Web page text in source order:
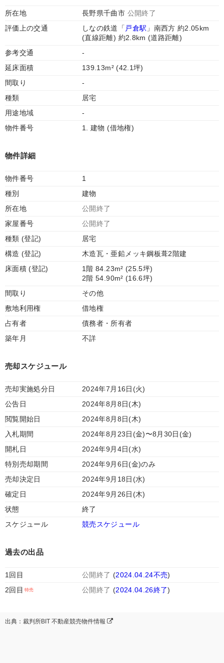
所在地 長野県千曲市 公開終了
評価上の交通
しなの鉄道「 戸倉駅 」南西方 約2.05km
(直線距離) 約2.8km (道路距離)
参考交通
-
延床面積
139.13m² (42.1坪)
間取り
-
種類
居宅
用途地域
-
物件番号
1. 建物 (借地権)
物件詳細
物件番号
1
種別
建物
所在地
公開終了
家屋番号
公開終了
種類 (登記)
居宅
構造 (登記)
木造瓦・亜鉛メッキ鋼板葺2階建
床面積 (登記)
1階 84.23m² (25.5坪)
2階 54.90m² (16.6坪)
間取り
その他
敷地利用権
借地権
占有者
債務者・所有者
築年月
不詳
売却スケジュール
売却実施処分日
2024年7月16日(火)
公告日
2024年8月8日(木)
閲覧開始日
2024年8月8日(木)
入札期間
2024年8月23日(金)〜8月30日(金)
開札日
2024年9月4日(水)
特別売却期間
2024年9月6日(金)のみ
売却決定日
2024年9月18日(水)
確定日
2024年9月26日(木)
状態
終了
スケジュール
競売スケジュール
過去の出品
1回目 公開終了 (2024.04.24不売)
2回目
公開終了 (2024.04.26終了)
出典：裁判所BIT 不動産競売物件情報